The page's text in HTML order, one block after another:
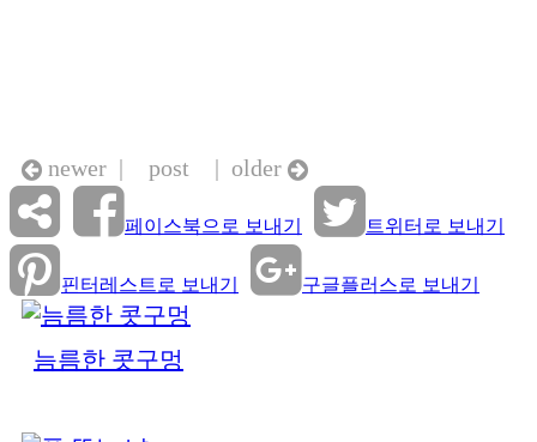
newer | post | older
페이스북으로 보내기 트위터로 보내기
핀터레스트로 보내기 구글플러스로 보내기
늠름한 콧구멍